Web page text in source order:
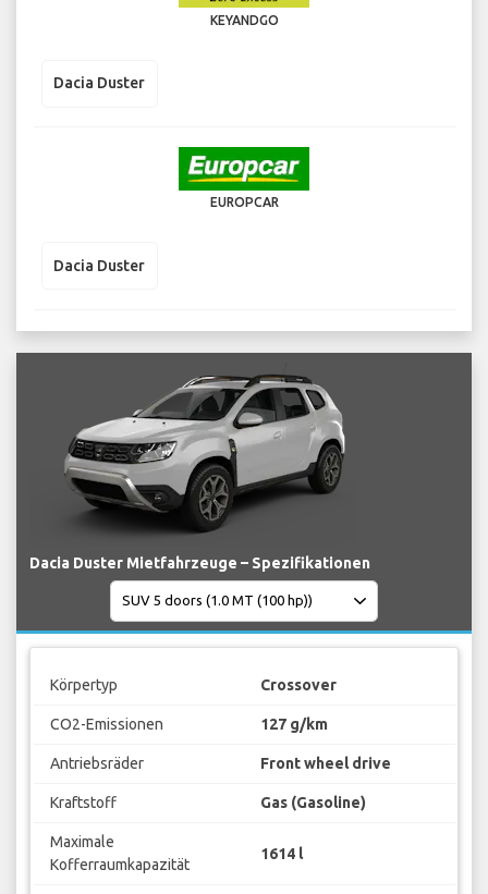
KEYANDGO
Dacia Duster
EUROPCAR
Dacia Duster
Dacia Duster Mietfahrzeuge – Spezifikationen
Körpertyp Crossover
CO2-Emissionen 127 g/km
Antriebsräder Front wheel drive
Kraftstoff Gas (Gasoline)
Maximale
Kofferraumkapazität
1614 l